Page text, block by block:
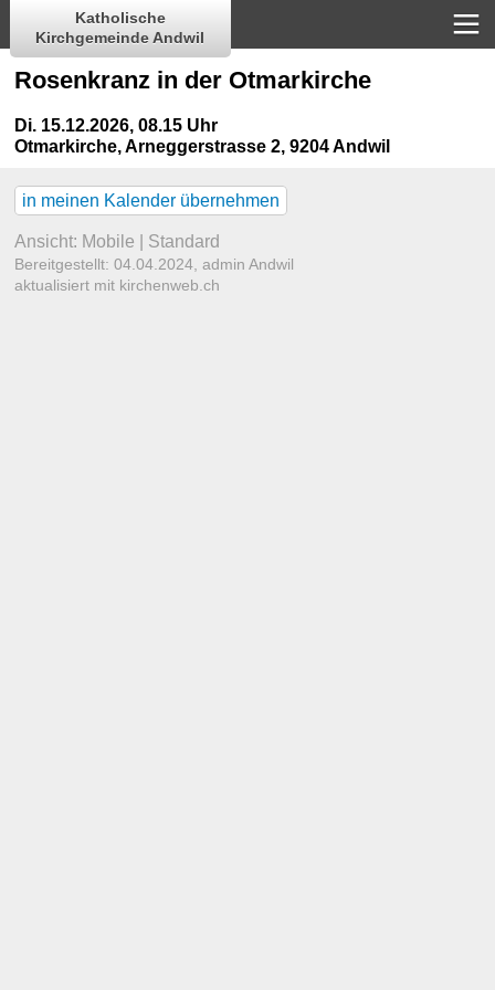
Katholische
Kirchgemeinde Andwil
Rosenkranz in der Otmarkirche
Di. 15.12.2026, 08.15 Uhr
Otmarkirche,Arneggerstrasse 2, 9204 Andwil
in meinen Kalender übernehmen
Ansicht: Mobile Standard
Bereitgestellt: 04.04.2024,admin Andwil
aktualisiert mit kirchenweb.ch